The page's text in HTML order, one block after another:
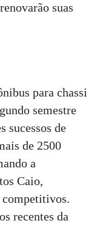
suas
para chassi
semestre
sucessos de
de 2500
a
Caio,
competitivos.
recentes da